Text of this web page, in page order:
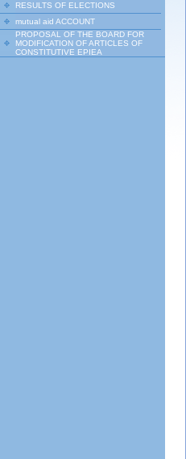
RESULTS OF ELECTIONS
mutual aid ACCOUNT
PROPOSAL OF THE BOARD FOR
MODIFICATION OF ARTICLES OF
CONSTITUTIVE EPIEA